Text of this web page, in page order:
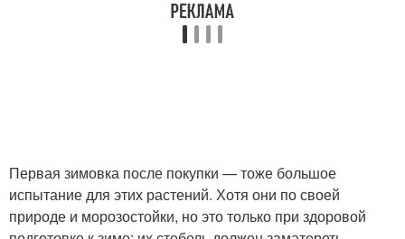
Первая зимовка после покупки — тоже большое
испытание для этих растений. Хотя они по своей
природе и морозостойки, но это только при здоровой